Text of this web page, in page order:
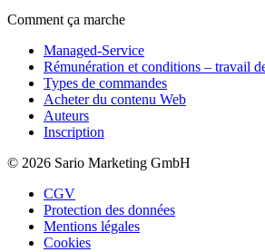
Comment ça marche
Managed-Service
Rémunération et conditions – travail
Types de commandes
Acheter du contenu Web
Auteurs
Inscription
© 2026 Sario Marketing GmbH
CGV
Protection des données
Mentions légales
Cookies